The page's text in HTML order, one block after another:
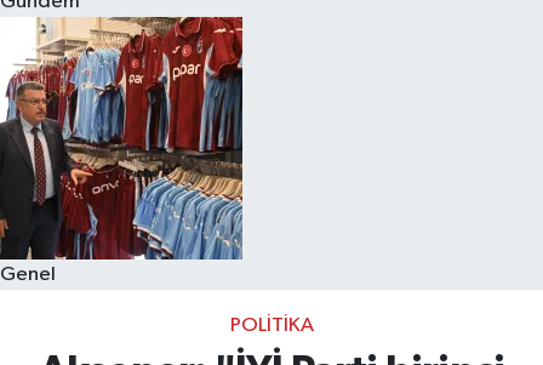
Genel
POLITIKA
Eğitim
Sağlık
Dünya
Magazin
Kültür & Sanat